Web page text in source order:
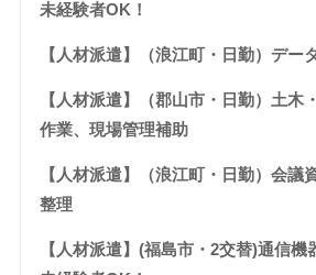
未経験者OK！
【人材派遣】（浪江町・日勤）デー
【人材派遣】（郡山市・日勤）土木
作業、現場管理補助
【人材派遣】（浪江町・日勤）会議
整理
【人材派遣】(福島市・2交替)通信機